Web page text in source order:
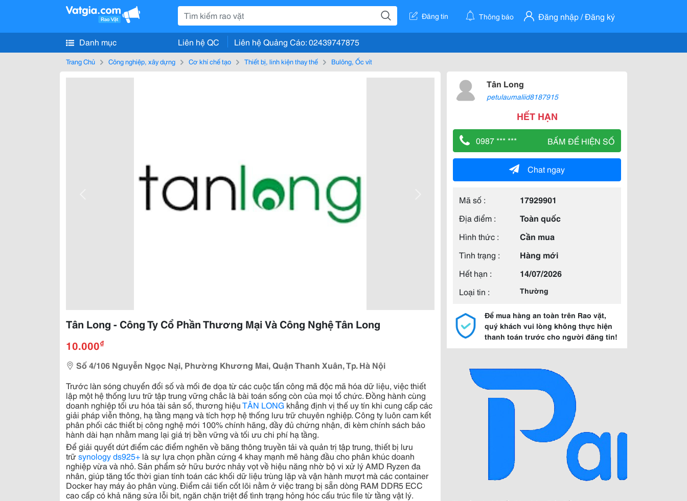
Đăng tin Thông báo Đăng nhập / Đăng ký
Danh mục Liên hệ QC Liên hệ Quảng Cáo: 02439747875
Trang Chủ Công nghiệp, xây dựng Cơ khí chế tạo Thiết bị, linh kiện thay thế Bulông, Ốc vít
Tân Long - Công Ty Cổ Phần Thương Mại Và Công Nghệ Tân Long
10.000₫
Số 4/106 Nguyễn Ngọc Nại, Phường Khương Mai, Quận Thanh Xuân, Tp. Hà Nội
Trước làn sóng chuyển đổi số và mối đe dọa từ các cuộc tấn công mã độc mã hóa dữ liệu, việc thiết
lập một hệ thống lưu trữ tập trung vững chắc là bài toán sống còn của mọi tổ chức. Đồng hành cùng
doanh nghiệp tối ưu hóa tài sản số, thương hiệuTÂN LONGkhẳng định vị thế uy tín khi cung cấp các
giải pháp viễn thông, hạ tầng mạng và tích hợp hệ thống lưu trữ chuyên nghiệp. Công ty luôn cam kết
phân phối các thiết bị công nghệ mới 100% chính hãng, đầy đủ chứng nhận, đi kèm chính sách bảo
hành dài hạn nhằm mang lại giá trị bền vững và tối ưu chi phí hạ tầng.
Để giải quyết dứt điểm các điểm nghẽn về băng thông truyền tải và quản trị tập trung, thiết bị lưu
trữsynology ds925+ là sự lựa chọn phần cứng 4 khay mạnh mẽ hàng đầu cho phân khúc doanh
nghiệp vừa và nhỏ. Sản phẩm sở hữu bước nhảy vọt về hiệu năng nhờ bộ vi xử lý AMD Ryzen đa
nhân, giúp tăng tốc thời gian tính toán các khối dữ liệu trùng lặp và vận hành mượt mà các container
Docker hay máy ảo phân vùng. Điểm cải tiến cốt lõi nằm ở việc trang bị sẵn dòng RAM DDR5 ECC
cao cấp có khả năng sửa lỗi bit, ngăn chặn triệt để tình trạng hỏng hóc cấu trúc file từ tầng vật lý.
Tân Long
petulaumaliid8187915
HẾT HẠN
0987 *** *** BẤM ĐỂ HIỆN SỐ
Chat ngay
Mã số :
17929901
Địa điểm :
Toàn quốc
Hình thức :
Cần mua
Tình trạng :
Hàng mới
Hết hạn :
14/07/2026
Loại tin :
Thường
Để mua hàng an toàn trên Rao vặt,
quý khách vui lòng không thực hiện
thanh toán trước cho người đăng tin!